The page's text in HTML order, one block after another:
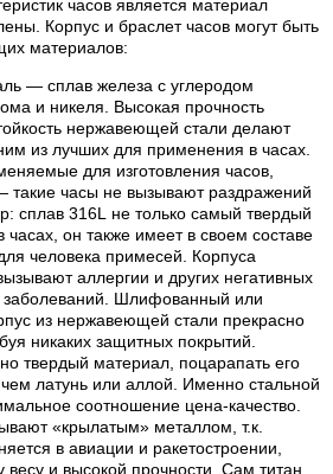
часов является материал
Корпус и браслет часов могут быть
материалов:
— сплав железа с углеродом
и никеля. Высокая прочность
нержавеющей стали делают
из лучших для применения в часах.
для изготовления часов,
такие часы не вызывают раздражений
сплав 316L не только самый твердый
часах, он также имеет в своем составе
человека примесей. Корпуса
аллергии и других негативных
заболеваний. Шлифованный или
из нержавеющей стали прекрасно
никаких защитных покрытий.
твердый материал, поцарапать его
латунь или аллой. Именно стальной
соотношение цена-качество.
«крылатым» металлом, т.к.
в авиации и ракетостроении,
весу и высокой прочности. Сам титан